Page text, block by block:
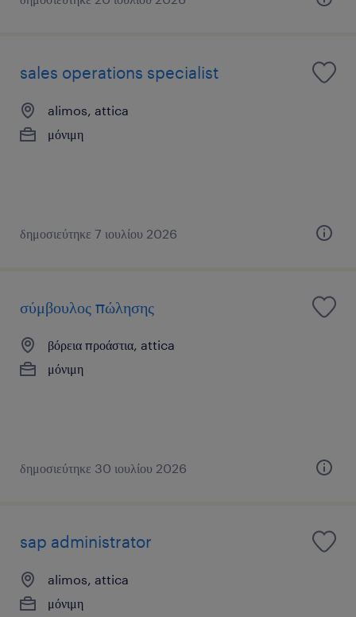
sales operations specialist
alimos, attica
μόνιμη
δημοσιεύτηκε 7 ιουλίου 2026
σύμβουλος πώλησης
βόρεια προάστια, attica
μόνιμη
δημοσιεύτηκε 30 ιουλίου 2026
sap administrator
alimos, attica
μόνιμη